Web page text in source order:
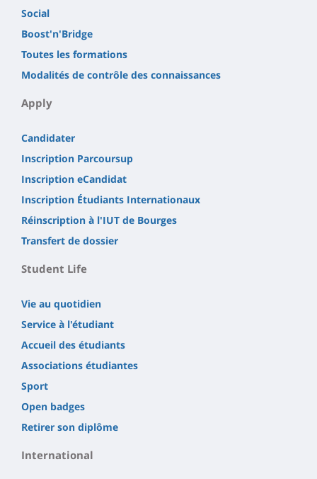
Social
Boost'n'Bridge
Toutes les formations
Modalités de contrôle des connaissances
Apply
Candidater
Inscription Parcoursup
Inscription eCandidat
Inscription Étudiants Internationaux
Réinscription à l'IUT de Bourges
Transfert de dossier
Student Life
Vie au quotidien
Service à l'étudiant
Accueil des étudiants
Associations étudiantes
Sport
Open badges
Retirer son diplôme
International